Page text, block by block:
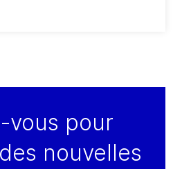
vous pour
nouvelles